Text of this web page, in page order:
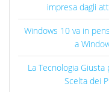
impresa dagli
Windows 10 va in
a
La Tecnologia
Scelta dei